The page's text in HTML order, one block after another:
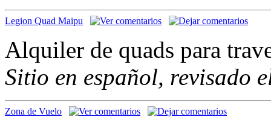
Legion Quad Maipu
Alquiler de quads para
Sitio en español, revisado
Zona de Vuelo